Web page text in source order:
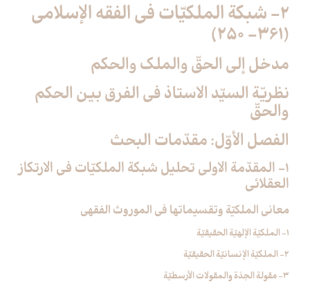
2- شبكة الملكيّات في الفقه الإسلامي
(361- 250)
مدخل إلى الحقّ والملك والحكم
نظريّة السيّد الاستاذ في الفرق بين الحكم
والحقّ
الفصل الأوّل: مقدّمات البحث‏
1- المقدّمة الاولى تحليل شبكة الملكيّات في الارتكاز
العقلائي‏
معاني الملكيّة وتقسيماتها في الموروث الفقهي
1- الملكيّة الإلهيّة الحقيقيّة
2- الملكيّة الإنسانيّة الحقيقيّة
3- مقولة الجدَة والمقولات الأرسطيّة